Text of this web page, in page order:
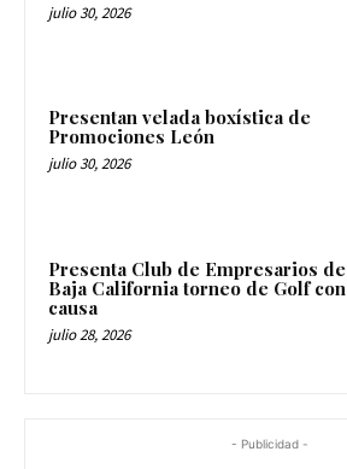
julio 30, 2026
Presentan velada boxística de
Promociones León
julio 30, 2026
Presenta Club de Empresarios de
Baja California torneo de Golf con
causa
julio 28, 2026
- Publicidad -